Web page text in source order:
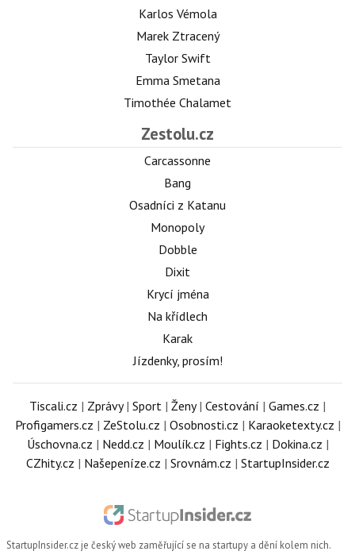
Karlos Vémola
Marek Ztracený
Taylor Swift
Emma Smetana
Timothée Chalamet
Zestolu.cz
Carcassonne
Bang
Osadníci z Katanu
Monopoly
Dobble
Dixit
Krycí jména
Na křídlech
Karak
Jízdenky, prosím!
Tiscali.cz | Zprávy| Sport | Ženy| Cestování | Games.cz |
Profigamers.cz | ZeStolu.cz | Osobnosti.cz | Karaoketexty.cz |
Úschovna.cz | Nedd.cz | Moulík.cz | Fights.cz | Dokina.cz |
CZhity.cz | Našepeníze.cz | Srovnám.cz | StartupInsider.cz
StartupInsider.cz je český web zaměřující se na startupy a dění kolem nich.